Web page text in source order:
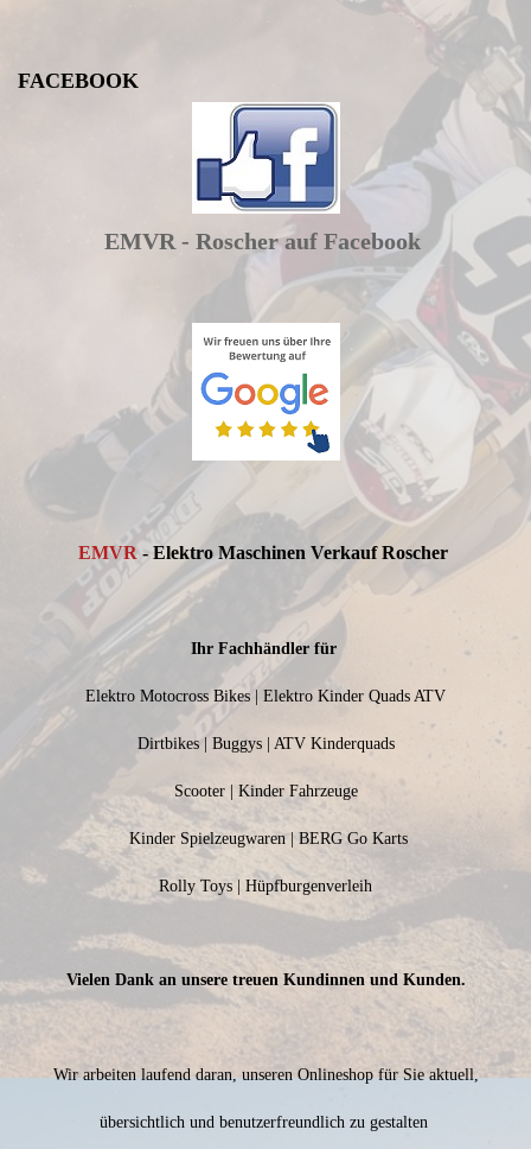
FACEBOOK
EMVR - Roscher auf Facebook
EMVR - Elektro Maschinen Verkauf Roscher
Ihr Fachhändler für
Elektro Motocross Bikes | Elektro Kinder Quads ATV
Dirtbikes | Buggys | ATV Kinderquads
Scooter | Kinder Fahrzeuge
Kinder Spielzeugwaren | BERG Go Karts
Rolly Toys | Hüpfburgenverleih
Vielen Dank an unsere treuen Kundinnen und Kunden.
Wir arbeiten laufend daran, unseren Onlineshop für Sie aktuell,
übersichtlich und benutzerfreundlich zu gestalten